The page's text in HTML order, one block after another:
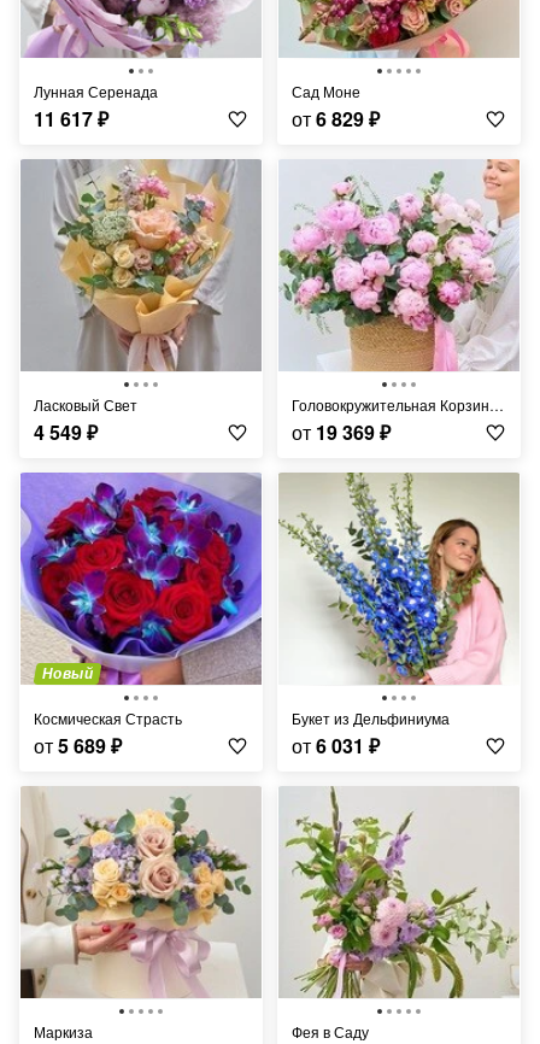
Лунная Серенада
11 617₽
Сад Моне
от6 829₽
Ласковый Свет
4 549₽
Головокружительная Корзина Пионов
от 19 369₽
Новый
Космическая Страсть
от5 689₽
Букет из Дельфиниума
от6 031 ₽
Маркиза Фея в Саду